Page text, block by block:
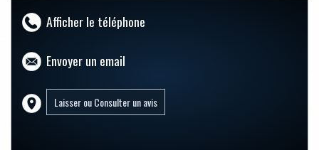
Afficher le téléphone
Envoyer un email